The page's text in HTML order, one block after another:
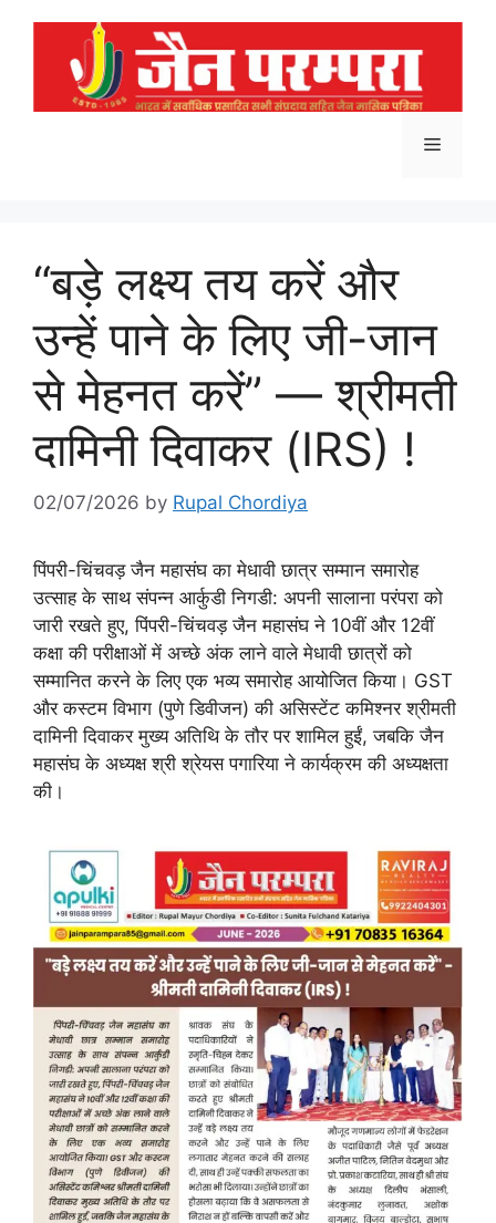
Menu
“बड़े लक्ष्य तय करें और
उन्हें पाने के लिए जी-जान
से मेहनत करें” — श्रीमती
दामिनी दिवाकर (IRS) !
02/07/2026 by Rupal Chordiya
पिंपरी-चिंचवड़ जैन महासंघ का मेधावी छात्र सम्मान समारोह
उत्साह के साथ संपन्न आर्कुडी निगडी: अपनी सालाना परंपरा को
जारी रखते हुए, पिंपरी-चिंचवड़ जैन महासंघ ने 10वीं और 12वीं
कक्षा की परीक्षाओं में अच्छे अंक लाने वाले मेधावी छात्रों को
सम्मानित करने के लिए एक भव्य समारोह आयोजित किया। GST
और कस्टम विभाग (पुणे डिवीजन) की असिस्टेंट कमिश्नर श्रीमती
दामिनी दिवाकर मुख्य अतिथि के तौर पर शामिल हुईं, जबकि जैन
महासंघ के अध्यक्ष श्री श्रेयस पगारिया ने कार्यक्रम की अध्यक्षता
की।